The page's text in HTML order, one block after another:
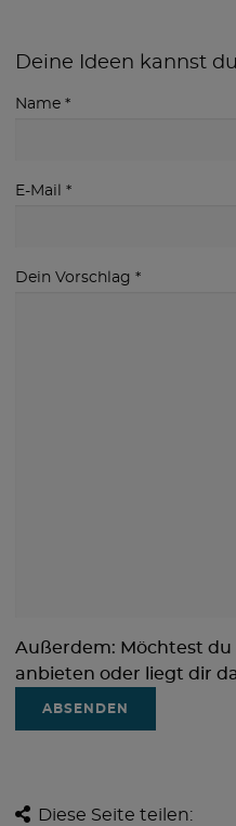
Deine Ideen kannst
Name *
E-Mail *
Dein Vorschlag *
Außerdem: Möchtest du
anbieten oder liegt dir
ABSENDEN
Diese Seite teilen: